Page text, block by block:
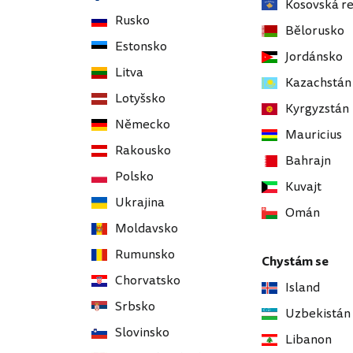
Rusko
Estonsko
Litva
Lotyšsko
Německo
Rakousko
Polsko
Ukrajina
Moldavsko
Rumunsko
Chorvatsko
Srbsko
Slovinsko
Kosovská
Bělorusko
Jordánsko
Kazachstán
Kyrgyzstán
Mauricius
Bahrajn
Kuvajt
Omán
Chystám se
Island
Uzbekistán
Libanon